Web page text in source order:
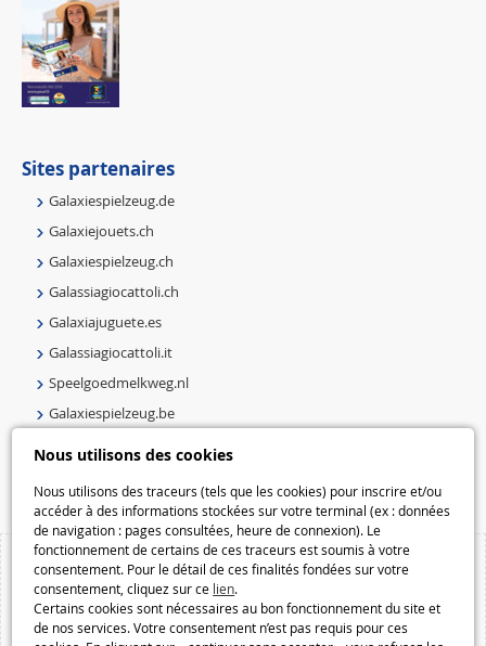
Nous utilisons des cookies
Nous utilisons des traceurs (tels que les cookies) pour inscrire et/ou
accéder à des informations stockées sur votre terminal (ex : données
de navigation : pages consultées, heure de connexion). Le
fonctionnement de certains de ces traceurs est soumis à votre
consentement. Pour le détail de ces finalités fondées sur votre
consentement, cliquez sur ce lien.
Certains cookies sont nécessaires au bon fonctionnement du site et
de nos services. Votre consentement n’est pas requis pour ces
Sites partenaires
Galaxiespielzeug.de
Galaxiejouets.ch
Galaxiespielzeug.ch
Galassiagiocattoli.ch
Galaxiajuguete.es
Galassiagiocattoli.it
Speelgoedmelkweg.nl
Galaxiespielzeug.be